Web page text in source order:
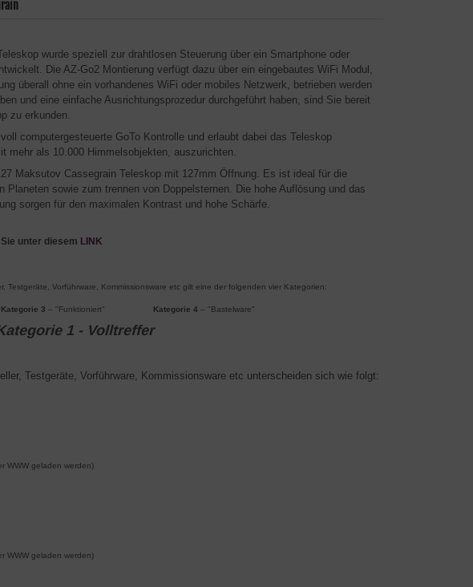
wurde speziell zur drahtlosen Steuerung über ein Smartphone oder
Die AZ-Go2 Montierung verfügt dazu über ein eingebautes WiFi Modul,
überall ohne ein vorhandenes WiFi oder mobiles Netzwerk, betrieben werden
und eine einfache Ausrichtungsprozedur durchgeführt haben, sind Sie bereit
zu erkunden.
computergesteuerte GoTo Kontrolle und erlaubt dabei das Teleskop
mehr als 10.000 Himmelsobjekten, auszurichten.
Maksutov Cassegrain Teleskop mit 127mm Öffnung. Es ist ideal für die
sowie zum trennen von Doppelsternen. Die hohe Auflösung und das
sorgen für den maximalen Kontrast und hohe Schärfe.
unter diesem LINK
Vorführware, Kommissionsware etc gilt eine der folgenden vier Kategorien:
Kategorie 3 – "Funktioniert" Kategorie 4 – "Bastelware"
1 - Volltreffer
Testgeräte, Vorführware, Kommissionsware etc unterscheiden sich wie folgt:
WWW geladen werden)
WWW geladen werden)